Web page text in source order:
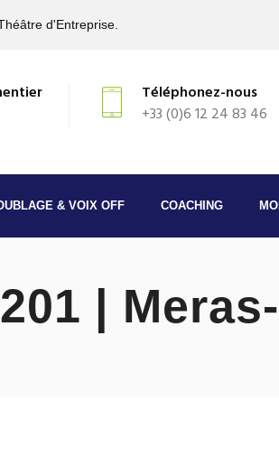
d'Entreprise.
Téléphonez-nous
+33 (0)6 12 24 83 46
& VOIX OFF COACHING
|